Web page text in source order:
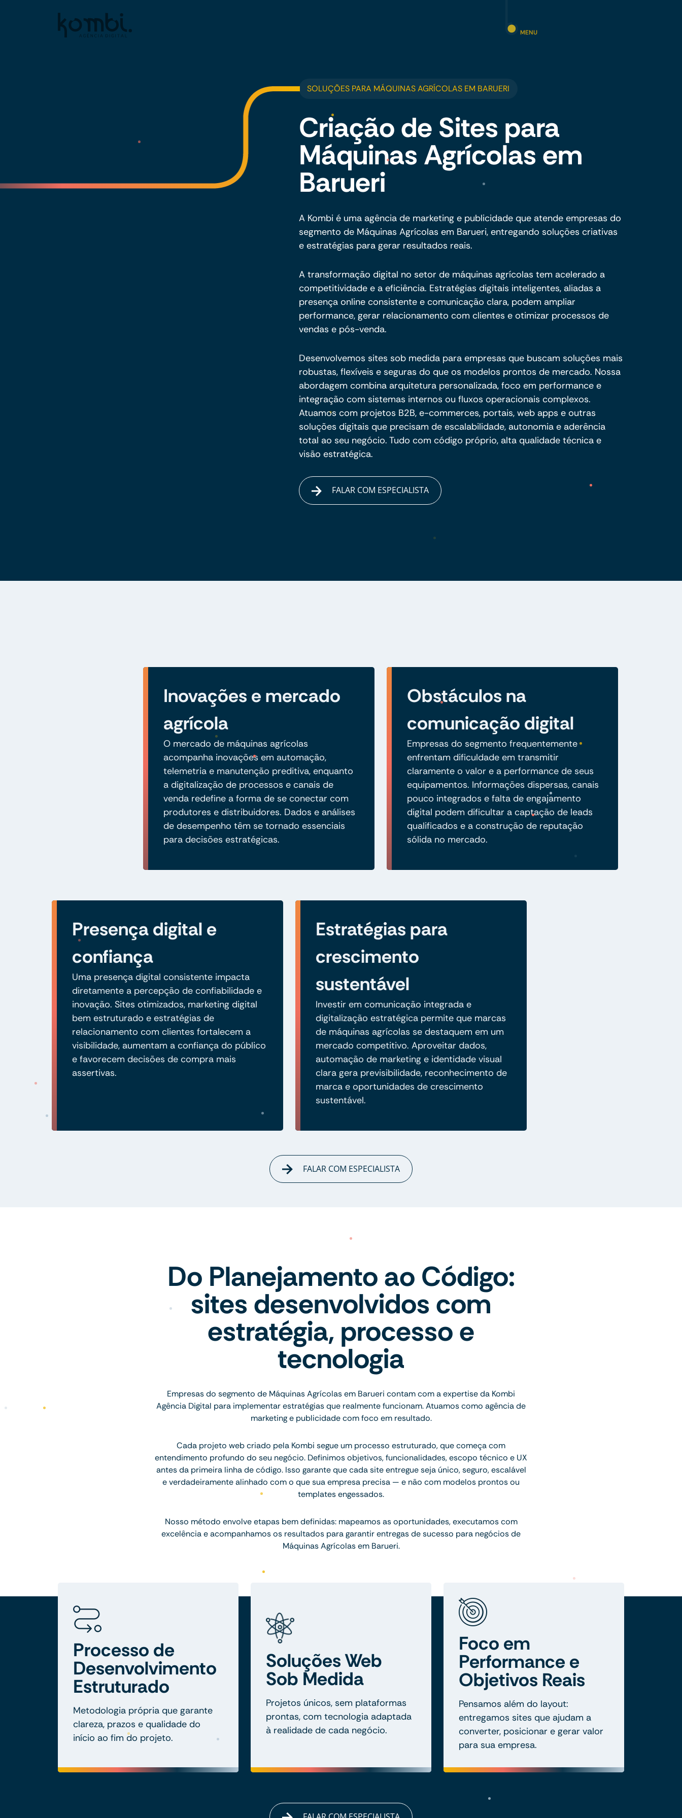
MENU
SOLUÇÕES PARA MÁQUINAS AGRÍCOLAS EM BARUERI
Criação de Sites para
Máquinas Agrícolas em
Barueri
A Kombi é uma agência de marketing e publicidade que atende empresas do
segmento de Máquinas Agrícolas em Barueri, entregando soluções criativas
e estratégias para gerar resultados reais.
A transformação digital no setor de máquinas agrícolas tem acelerado a
competitividade e a eficiência. Estratégias digitais inteligentes, aliadas a
presença online consistente e comunicação clara, podem ampliar
performance, gerar relacionamento com clientes e otimizar processos de
vendas e pós-venda.
Desenvolvemos sites sob medida para empresas que buscam soluções mais
robustas, flexíveis e seguras do que os modelos prontos de mercado. Nossa
abordagem combina arquitetura personalizada, foco em performance e
integração com sistemas internos ou fluxos operacionais complexos.
Atuamos com projetos B2B, e-commerces, portais, web apps e outras
soluções digitais que precisam de escalabilidade, autonomia e aderência
total ao seu negócio. Tudo com código próprio, alta qualidade técnica e
visão estratégica.
FALAR COM ESPECIALISTA
Inovações e mercado
agrícola
O mercado de máquinas agrícolas
acompanha inovações em automação,
telemetria e manutenção preditiva, enquanto
a digitalização de processos e canais de
venda redefine a forma de se conectar com
produtores e distribuidores. Dados e análises
de desempenho têm se tornado essenciais
para decisões estratégicas.
Obstáculos na
comunicação digital
Empresas do segmento frequentemente
enfrentam dificuldade em transmitir
claramente o valor e a performance de seus
equipamentos. Informações dispersas, canais
pouco integrados e falta de engajamento
digital podem dificultar a captação de leads
qualificados e a construção de reputação
sólida no mercado.
Presença digital e
confiança
Uma presença digital consistente impacta
diretamente a percepção de confiabilidade e
inovação. Sites otimizados, marketing digital
bem estruturado e estratégias de
relacionamento com clientes fortalecem a
visibilidade, aumentam a confiança do público
e favorecem decisões de compra mais
assertivas.
Estratégias para
crescimento
sustentável
Investir em comunicação integrada e
digitalização estratégica permite que marcas
de máquinas agrícolas se destaquem em um
mercado competitivo. Aproveitar dados,
automação de marketing e identidade visual
clara gera previsibilidade, reconhecimento de
marca e oportunidades de crescimento
sustentável.
FALAR COM ESPECIALISTA
Do Planejamento ao Código:
sites desenvolvidos com
estratégia, processo e
tecnologia
Empresas do segmento de Máquinas Agrícolas em Barueri contam com a expertise da Kombi
Agência Digital para implementar estratégias que realmente funcionam. Atuamos como agência de
marketing e publicidade com foco em resultado.
Cada projeto web criado pela Kombi segue um processo estruturado, que começa com
entendimento profundo do seu negócio. Definimos objetivos, funcionalidades, escopo técnico e UX
antes da primeira linha de código. Isso garante que cada site entregue seja único, seguro, escalável
e verdadeiramente alinhado com o que sua empresa precisa — e não com modelos prontos ou
templates engessados.
Nosso método envolve etapas bem definidas: mapeamos as oportunidades, executamos com
excelência e acompanhamos os resultados para garantir entregas de sucesso para negócios de
Máquinas Agrícolas em Barueri.
Processo de
Desenvolvimento
Estruturado
Metodologia própria que garante
clareza, prazos e qualidade do
início ao fim do projeto.
Soluções Web
Sob Medida
Projetos únicos, sem plataformas
prontas, com tecnologia adaptada
à realidade de cada negócio.
Foco em
Performance e
Objetivos Reais
Pensamos além do layout:
entregamos sites que ajudam a
converter, posicionar e gerar valor
para sua empresa.